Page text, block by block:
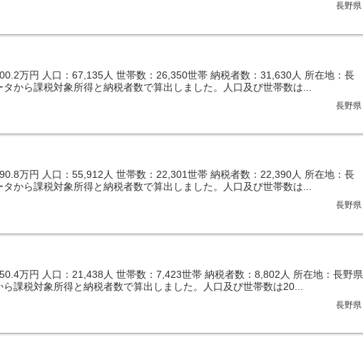
長野県
万円 人口：67,135人 世帯数：26,350世帯 納税者数：31,630人 所在地：長
から課税対象所得と納税者数で算出しました。人口及び世帯数は...
長野県
万円 人口：55,912人 世帯数：22,301世帯 納税者数：22,390人 所在地：長
から課税対象所得と納税者数で算出しました。人口及び世帯数は...
長野県
万円 人口：21,438人 世帯数：7,423世帯 納税者数：8,802人 所在地：長野県
課税対象所得と納税者数で算出しました。人口及び世帯数は20...
長野県